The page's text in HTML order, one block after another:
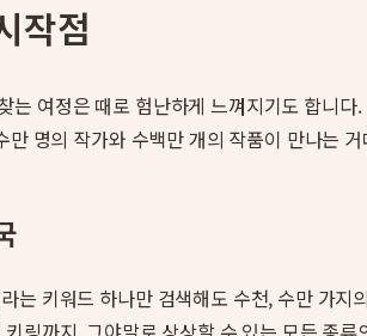
작점
여정은 때로 험난하게 느껴지기도 합니
명의 작가와 수백만 개의 작품이 만나는
키워드 하나만 검색해도 수천, 수만 가